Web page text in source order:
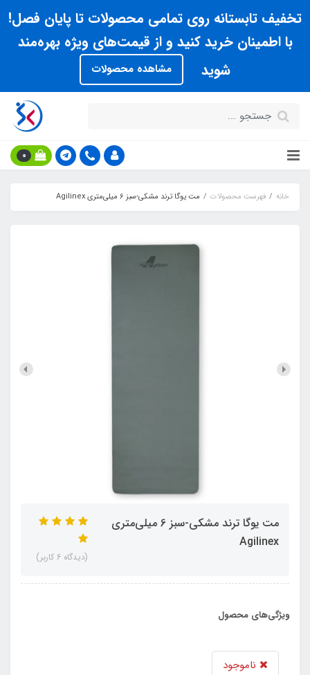
تخفیف تابستانه روی تمامی محصولات تا پایان فصل!
با اطمینان خرید کنید و از قیمت‌های ویژه بهره‌مند
شوید
مشاهده محصولات
0
خانه فهرست محصولات مت یوگا ترند مشکی-سبز 6 میلی‌متری Agilinex
مت یوگا ترند مشکی-سبز 6 میلی‌متری
Agilinex
(دیدگاه 6 کاربر)
ویژگی‌های محصول
ناموجود